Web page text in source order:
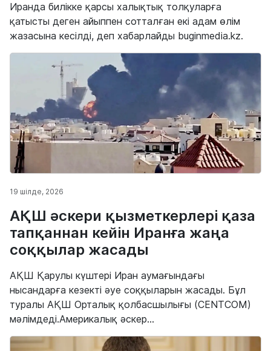
Иранда билікке қарсы халықтық толқуларға
қатысты деген айыппен сотталған екі адам өлім
жазасына кесілді, деп хабарлайды buginmedia.kz.
19 шілде, 2026
АҚШ әскери қызметкерлері қаза
тапқаннан кейін Иранға жаңа
соққылар жасады
АҚШ Қарулы күштері Иран аумағындағы
нысандарға кезекті әуе соққыларын жасады. Бұл
туралы АҚШ Орталық қолбасшылығы (CENTCOM)
мәлімдеді.Америкалық әскер...